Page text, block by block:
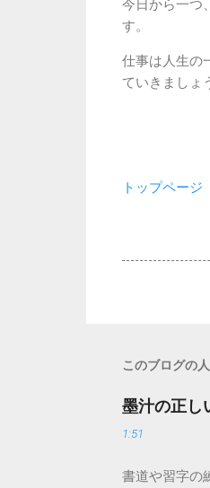
今日から一つ
す。
仕事は人生の
ていきましょ
トップページ
このブログの
墨汁の正し
1:51
書道や習字の